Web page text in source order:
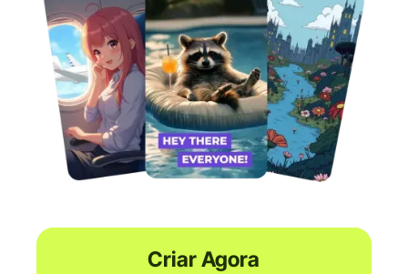
Criar Agora